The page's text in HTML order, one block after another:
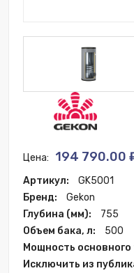
Цена: 194 790.00
Артикул:
GK5001
Бренд:
Gekon
Глубина (мм):
755
Объем бака, л:
500
Мощность
Исключить из